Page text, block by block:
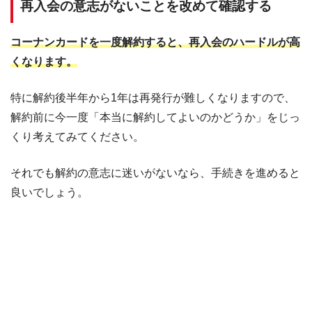
再入会の意志がないことを改めて確認する
コーナンカードを一度解約すると、再入会のハードルが高
くなります。
特に解約後半年から1年は再発行が難しくなりますので、
解約前に今一度「本当に解約してよいのかどうか」をじっ
くり考えてみてください。
それでも解約の意志に迷いがないなら、手続きを進めると
良いでしょう。